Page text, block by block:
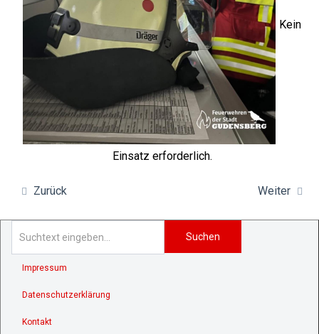
Kein
Einsatz erforderlich.
Zurück Weiter
Suchen
Impressum
Datenschutzerklärung
Kontakt